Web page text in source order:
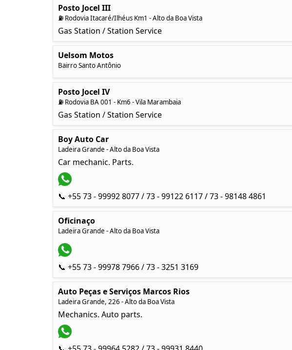
Posto Jocel III
⛽ Rodovia Itacaré/Ilhéus Km1 - Alto da Boa Vista
Gas Station / Station Service
Uelsom Motos
Bairro Santo Antônio
Posto Jocel IV
⛽ Rodovia BA 001 - Km6 - Vila Marambaia
Gas Station / Station Service
Boy Auto Car
Ladeira Grande - Alto da Boa Vista
Car mechanic. Parts.
📞 +55 73 - 99992 8077 / 73 - 99122 6117 / 73 - 98148 4861
Oficinaço
Ladeira Grande - Alto da Boa Vista
📞 +55 73 - 99978 7966 / 73 - 3251 3169
Auto Peças e Serviços Marcos Rios
Ladeira Grande, 226 - Alto da Boa Vista
Mechanics. Auto parts.